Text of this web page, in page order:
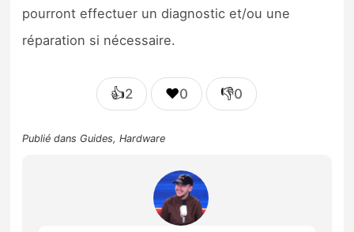
pourront effectuer un diagnostic et/ou une
réparation si nécessaire.
👍2 ❤️0 👎0
Publié dans Guides,Hardware